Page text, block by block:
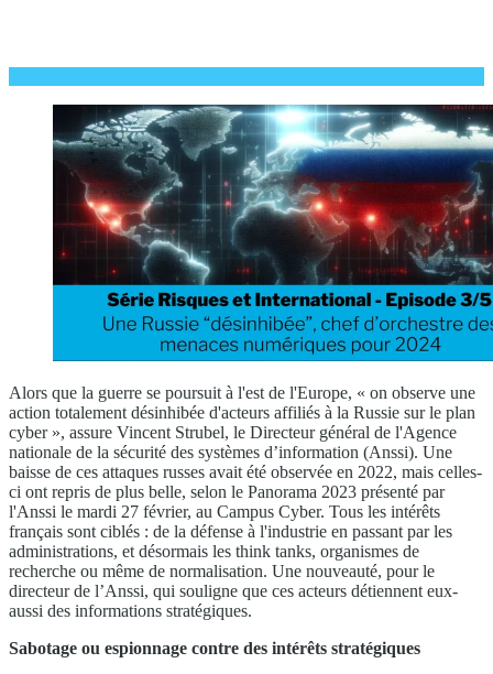
Alors que la guerre se poursuit à l'est de l'Europe, « on observe une
action totalement désinhibée d'acteurs affiliés à la Russie sur le plan
cyber », assure Vincent Strubel, le Directeur général de l'Agence
nationale de la sécurité des systèmes d’information (Anssi). Une
baisse de ces attaques russes avait été observée en 2022, mais celles-
ci ont repris de plus belle, selon le Panorama 2023 présenté par
l'Anssi le mardi 27 février, au Campus Cyber. Tous les intérêts
français sont ciblés : de la défense à l'industrie en passant par les
administrations, et désormais les think tanks, organismes de
recherche ou même de normalisation. Une nouveauté, pour le
directeur de l’Anssi, qui souligne que ces acteurs détiennent eux-
aussi des informations stratégiques.
Sabotage ou espionnage contre des intérêts stratégiques